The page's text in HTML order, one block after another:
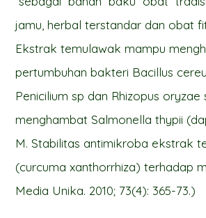
jamu, herbal terstandar dan obat
Ekstrak temulawak mampu
pertumbuhan bakteri Bacillus
Penicilium sp dan Rhizopus
menghambat Salmonella thypii
M. Stabilitas antimikroba ekstrak
(curcuma xanthorrhiza) terhadap
Media Unika. 2010; 73(4): 365-73.)